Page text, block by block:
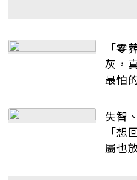
「零
灰，
最怕
失智
「想
屬也